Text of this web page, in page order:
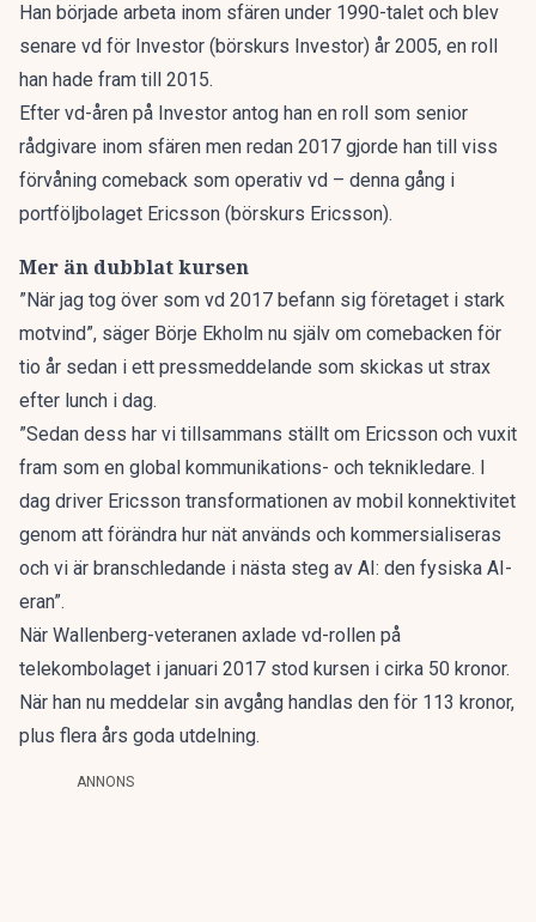
Han började arbeta inom sfären under 1990-talet och blev
senare vd för Investor (börskurs Investor) år 2005, en roll
han hade fram till 2015.
Efter vd-åren på Investor antog han en roll som senior
rådgivare inom sfären men redan 2017 gjorde han till viss
förvåning comeback som operativ vd – denna gång i
portföljbolaget Ericsson (börskurs Ericsson).
Mer än dubblat kursen
”När jag tog över som vd 2017 befann sig företaget i stark
motvind”, säger Börje Ekholm nu själv om comebacken för
tio år sedan i ett pressmeddelande som skickas ut strax
efter lunch i dag.
”Sedan dess har vi tillsammans ställt om Ericsson och vuxit
fram som en global kommunikations- och teknikledare. I
dag driver Ericsson transformationen av mobil konnektivitet
genom att förändra hur nät används och kommersialiseras
och vi är branschledande i nästa steg av AI: den fysiska AI-
eran”.
När Wallenberg-veteranen axlade vd-rollen på
telekombolaget i januari 2017 stod kursen i cirka 50 kronor.
När han nu meddelar sin avgång handlas den för 113 kronor,
plus flera års goda utdelning.
ANNONS